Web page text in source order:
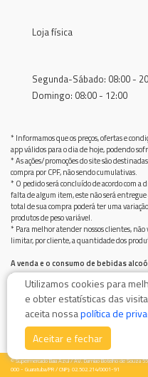
Loja física
Segunda-Sábado: 08:00 -
Domingo: 08:00 - 12:00
* Informamos que os preços, ofertas e
app válidos para o dia de hoje, podendo
* As ações/promoções do site são
compra por CPF, não sendo cumulativas.
* O pedido será concluído de acordo com a
falta de algum item, este não será
total de sua compra poderá ter uma
produtos de peso variável.
* Para melhor atender nossos clientes,
limitar, por cliente, a quantidade dos
A venda e o consumo de bebidas
anos.
Bebida alcoólica pode causar dependência
Beba com moderação
© Supermercado Baía Azul / AV. Damiao Botelho de Souza
000 - Guaratuba/PR / CNPJ: 02.502.214/0001-91
Utilizamos cookies para
e obter estatísticas das
aceita nossapolítica de
Aceitar e fechar